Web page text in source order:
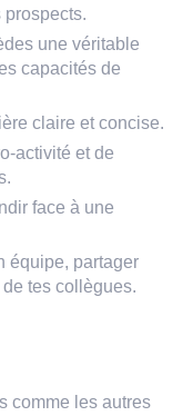
une véritable
capacités de
claire et concise.
activité et de
face à une
équipe, partager
tes collègues.
comme les autres